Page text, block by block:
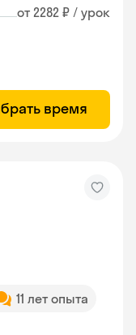
от 2282 ₽ / урок
время
11 лет опыта